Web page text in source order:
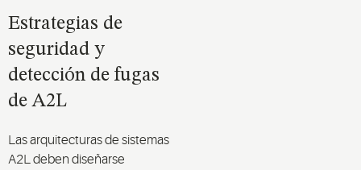
Estrategias de
seguridad y
detección de fugas
de A2L
Las arquitecturas de sistemas
A2L deben diseñarse